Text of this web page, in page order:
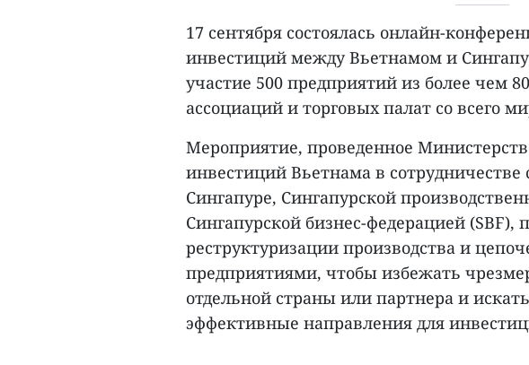
17 сентября состоялась онлайн-
инвестиций между Вьетнамом и
участие 500 предприятий из более чем
ассоциаций и торговых палат со всего
Мероприятие, проведенное
инвестиций Вьетнама в сотрудничестве
Сингапуре, Сингапурской
Сингапурской бизнес-федерацией (SBF),
реструктуризации производства и
предприятиями, чтобы избежать
отдельной страны или партнера и
эффективные направления для